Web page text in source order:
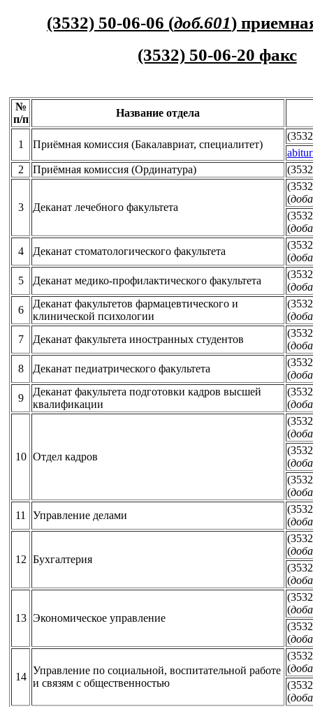
(3532) 50-06-06 (доб.601)
(3532) 50-06-20 факс
№
п/п
Название отдела
1 Приёмная комиссия (Бакалавриат, специалитет)
2
Приёмная комиссия (Ординатура)
3 Деканат лечебного факультета
(
(
4
Деканат стоматологического факультета
(
5
Деканат медико-профилактического факультета
(
6
Деканат факультетов фармацевтического и
клинической психологии
(
7
Деканат факультета иностранных студентов
(
8
Деканат педиатрического факультета
(
9
Деканат факультета подготовки кадров высшей
квалификации
(
10 Отдел кадров
(
(
(
11
Управление делами
(
12 Бухгалтерия
(
(
13 Экономическое управление
(
(
14
Управление по социальной, воспитательной работе
и связям с общественностью
(
(